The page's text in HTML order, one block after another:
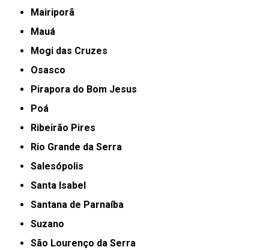
Mairiporã
Mauá
Mogi das Cruzes
Osasco
Pirapora do Bom Jesus
Poá
Ribeirão Pires
Rio Grande da Serra
Salesópolis
Santa Isabel
Santana de Parnaíba
Suzano
São Lourenço da Serra